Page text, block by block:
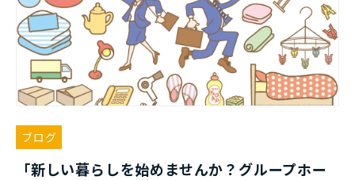
ブログ
「新しい暮らしを始めませんか？グループホー